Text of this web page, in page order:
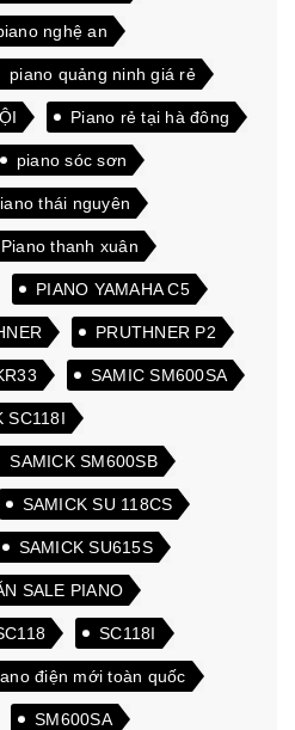
nghệ an
piano quảng ninh giá rẻ
Piano rẻ tại hà đông
piano sóc sơn
thái nguyên
Piano thanh xuân
PIANO YAMAHA C5
PRUTHNER P2
SAMIC SM600SA
SC118I
SAMICK SM600SB
SAMICK SU 118CS
SAMICK SU615S
SALE PIANO
SC118I
điện mới toàn quốc
SM600SA